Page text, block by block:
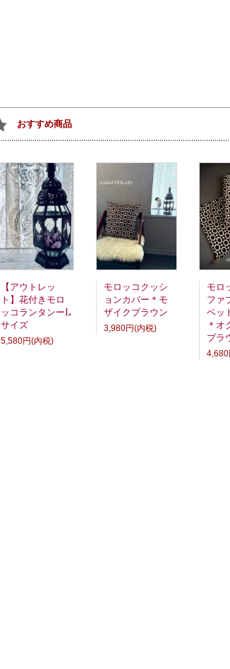
おすすめ商品
【アウトレッ
ト】花付きモロ
ッコランタンーL
サイズ
5,580円(内税)
モロッコクッシ
ョンカバー＊モ
ザイクブラウン
3,980円(内税)
モロ
ファ
ベッ
＊
ブラ
4,680